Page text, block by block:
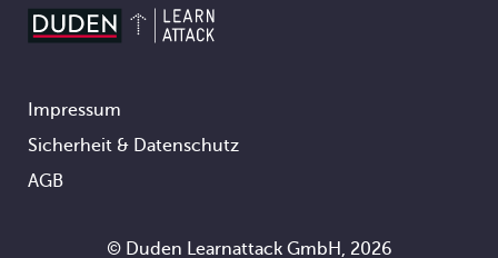
Footer
Impressum
Sicherheit & Datenschutz
AGB
© Duden Learnattack GmbH, 2026